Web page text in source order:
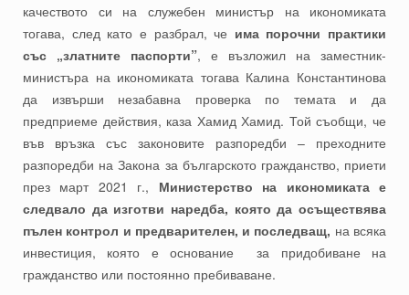
качеството си на служебен министър на икономиката
тогава, след като е разбрал, че има порочни практики
със „златните паспорти”, е възложил на заместник-
министъра на икономиката тогава Калина Константинова
да извърши незабавна проверка по темата и да
предприеме действия, каза Хамид Хамид. Той съобщи, че
във връзка със законовите разпоредби – преходните
разпоредби на Закона за българското гражданство, приети
през март 2021 г., Министерство на икономиката е
следвало да изготви наредба, която да осъществява
пълен контрол и предварителен, и последващ, на всяка
инвестиция, която е основание за придобиване на
гражданство или постоянно пребиваване.